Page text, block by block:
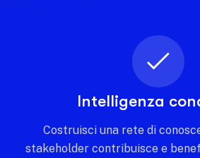
Intelligenza
Costruisci una rete di
stakeholder contribuisce e